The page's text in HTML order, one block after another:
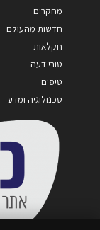
מחקרים
חדשות מהעולם
חקלאות
טורי דעה
טיפים
טכנולוגיה ומדע